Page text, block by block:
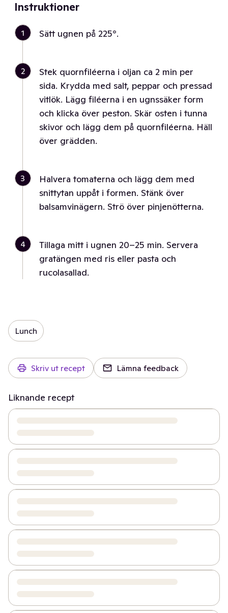
Instruktioner
1 Sätt ugnen på 225°.
2
Stek quornfiléerna i oljan ca 2 min per
sida. Krydda med salt, peppar och pressad
vitlök. Lägg filéerna i en ugnssäker form
och klicka över peston. Skär osten i tunna
skivor och lägg dem på quornfiléerna. Häll
över grädden.
3
Halvera tomaterna och lägg dem med
snittytan uppåt i formen. Stänk över
balsamvinägern. Strö över pinjenötterna.
4
Tillaga mitt i ugnen 20–25 min. Servera
gratängen med ris eller pasta och
rucolasallad.
Lunch
Skriv ut recept Lämna feedback
Liknande recept